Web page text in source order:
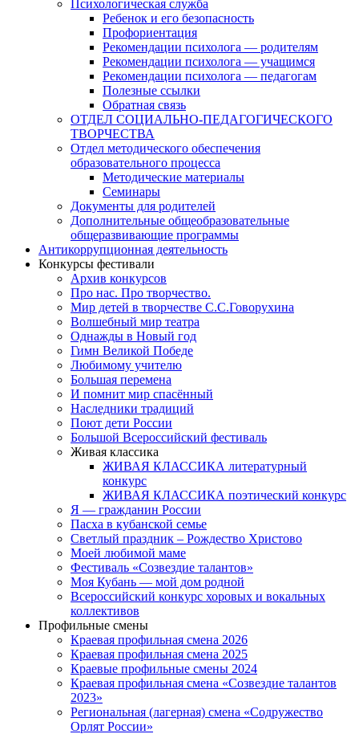
Психологическая служба
Ребенок и его безопасность
Профориентация
Рекомендации психолога — родителям
Рекомендации психолога — учащимся
Рекомендации психолога — педагогам
Полезные ссылки
Обратная связь
ОТДЕЛ СОЦИАЛЬНО-ПЕДАГОГИЧЕСКОГО
ТВОРЧЕСТВА
Отдел методического обеспечения
образовательного процесса
Методические материалы
Семинары
Документы для родителей
Дополнительные общеобразовательные
общеразвивающие программы
Антикоррупционная деятельность
Конкурсы фестивали
Архив конкурсов
Про нас. Про творчество.
Мир детей в творчестве С.С.Говорухина
Волшебный мир театра
Однажды в Новый год
Гимн Великой Победе
Любимому учителю
Большая перемена
И помнит мир спасённый
Наследники традиций
Поют дети России
Большой Всероссийский фестиваль
Живая классика
ЖИВАЯ КЛАССИКА литературный
конкурс
ЖИВАЯ КЛАССИКА поэтический конкурс
Я — гражданин России
Пасха в кубанской семье
Светлый праздник – Рождество Христово
Моей любимой маме
Фестиваль «Созвездие талантов»
Моя Кубань — мой дом родной
Всероссийский конкурс хоровых и вокальных
коллективов
Профильные смены
Краевая профильная смена 2026
Краевая профильная смена 2025
Краевые профильные смены 2024
Краевая профильная смена «Созвездие талантов
2023»
Региональная (лагерная) смена «Содружество
Орлят России»